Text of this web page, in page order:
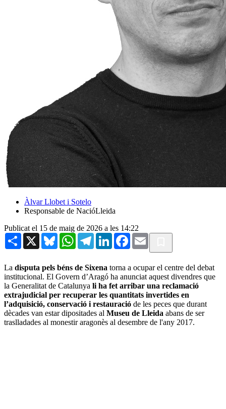
Àlvar Llobet i Sotelo
Responsable de NacióLleida
Publicat el 15 de maig de 2026 a les 14:22
Share X BlueskyWhatsAppTelegramLinkedInFacebook
Email
La disputa pels béns de Sixena torna a ocupar el centre del debat
institucional. El Govern d’Aragó ha anunciat aquest divendres que
la Generalitat de Catalunya li ha fet arribar una reclamació
extrajudicial per recuperar les quantitats invertides en
l’adquisició, conservació i restauració de les peces que durant
dècades van estar dipositades al Museu de Lleida abans de ser
traslladades al monestir aragonès al desembre de l'any 2017.